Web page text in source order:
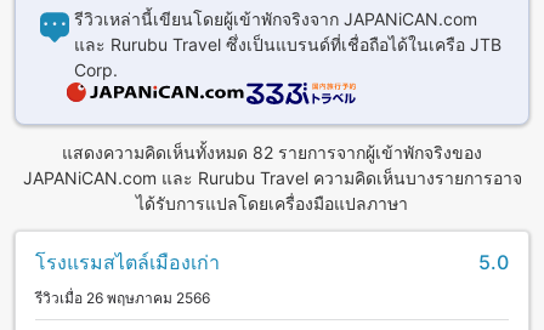
Free Wi-Fi connection is available in the entire hotel. There
is a free parking lot on site. Bicycles are available for rent.
รีวิวเหล่านี้เขียนโดยผู้เข้าพักจริงจาก JAPANiCAN.com
และ Rurubu Travel ซึ่งเป็นแบรนด์ที่เชื่อถือได้ในเครือ JTB
Corp.
แสดงความคิดเห็นทั้งหมด 82 รายการจากผู้เข้าพักจริงของ
JAPANiCAN.com และ Rurubu Travel ความคิดเห็นบางรายการอาจ
ได้รับการแปลโดยเครื่องมือแปลภาษา
โรงแรมสไตล์เมืองเก่า 5.0
รีวิวเมื่อ 26 พฤษภาคม 2566